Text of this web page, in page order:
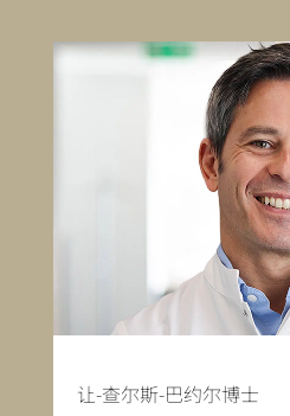
让-查尔斯-巴约尔博士